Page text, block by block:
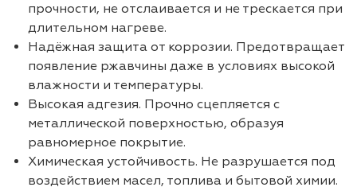
прочности, не отслаивается и не трескается при
длительном нагреве.
Надёжная защита от коррозии. Предотвращает
появление ржавчины даже в условиях высокой
влажности и температуры.
Высокая адгезия. Прочно сцепляется с
металлической поверхностью, образуя
равномерное покрытие.
Химическая устойчивость. Не разрушается под
воздействием масел, топлива и бытовой химии.